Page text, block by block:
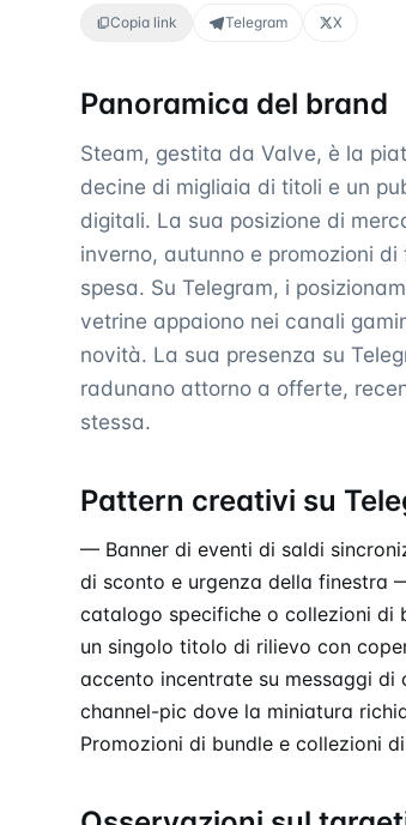
Copia link Telegram X
Panoramica del brand
Steam, gestita da Valve, è la
decine di migliaia di titoli e un
digitali. La sua posizione di
inverno, autunno e promozioni
spesa. Su Telegram, i
vetrine appaiono nei canali
novità. La sua presenza su
radunano attorno a offerte,
stessa.
Pattern creativi su
— Banner di eventi di saldi
di sconto e urgenza della finestra
catalogo specifiche o collezioni di
un singolo titolo di rilievo con
accento incentrate su messaggi
channel-pic dove la miniatura
Promozioni di bundle e collezioni